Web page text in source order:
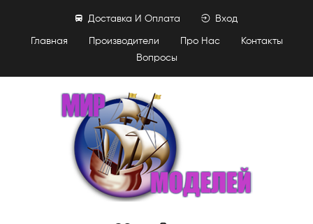
Главная Производители Про Нас
Контакты
Вопросы
Доставка И Оплата Вход